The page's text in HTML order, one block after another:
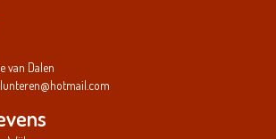
van Dalen